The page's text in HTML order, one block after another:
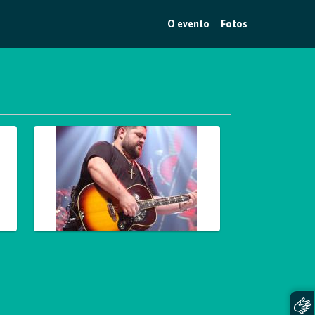
O evento Fotos